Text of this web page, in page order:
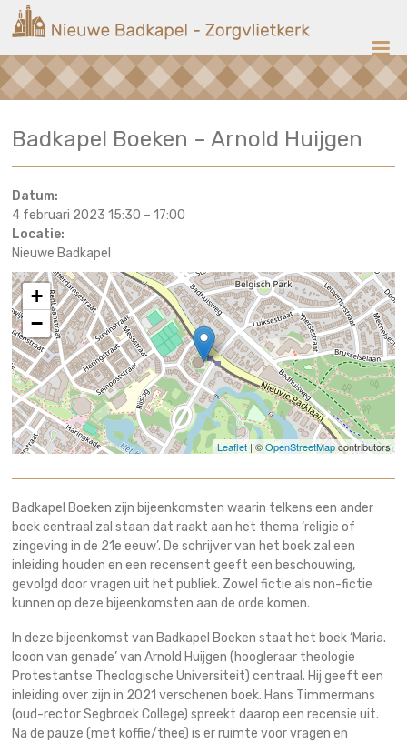
naar
inhoud
Nieuwe
Badkapel
op
Badkapel Boeken – Arnold Huijgen
Datum:
4 februari 2023 15:30 –17:00
Locatie:
Nieuwe Badkapel
+
−
Leaflet| ©OpenStreetMapcontributors
Badkapel Boeken zijn bijeenkomsten waarin telkens een ander
boek centraal zal staan dat raakt aan het thema ‘religie of
zingeving in de 21e eeuw’. De schrijver van het boek zal een
inleiding houden en een recensent geeft een beschouwing,
gevolgd door vragen uit het publiek. Zowel fictie als non-fictie
kunnen op deze bijeenkomsten aan de orde komen.
In deze bijeenkomst van Badkapel Boeken staat het boek ‘Maria.
Icoon van genade’ van Arnold Huijgen (hoogleraar theologie
Protestantse Theologische Universiteit) centraal. Hij geeft een
inleiding over zijn in 2021 verschenen boek. Hans Timmermans
(oud-rector Segbroek College) spreekt daarop een recensie uit.
Na de pauze (met koffie/thee) is er ruimte voor vragen en